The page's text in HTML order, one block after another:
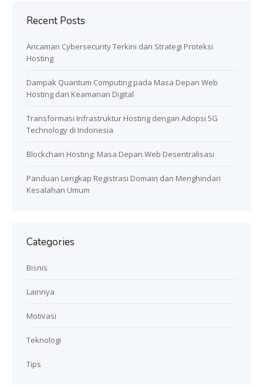
Recent Posts
Ancaman Cybersecurity Terkini dan Strategi Proteksi
Hosting
Dampak Quantum Computing pada Masa Depan Web
Hosting dan Keamanan Digital
Transformasi Infrastruktur Hosting dengan Adopsi 5G
Technology di Indonesia
Blockchain Hosting: Masa Depan Web Desentralisasi
Panduan Lengkap Registrasi Domain dan Menghindari
Kesalahan Umum
Categories
Bisnis
Lainnya
Motivasi
Teknologi
Tips